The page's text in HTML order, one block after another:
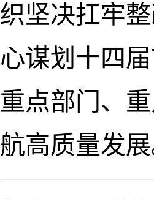
织坚决扛牢
心谋划十四
重点部门、
航高质量发